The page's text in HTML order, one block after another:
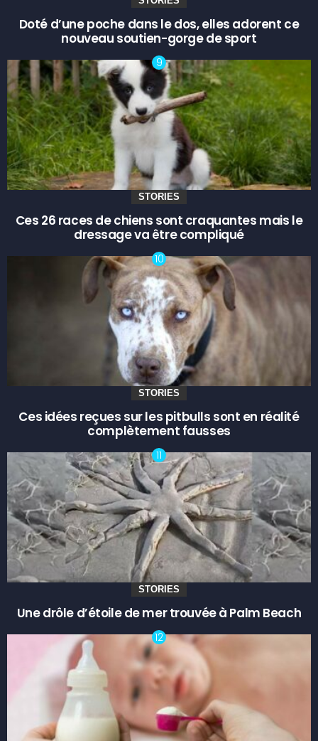
Doté d’une poche dans le dos, elles adorent ce
nouveau soutien-gorge de sport
STORIES
Ces 26 races de chiens sont craquantes mais le
dressage va être compliqué
STORIES
Ces idées reçues sur les pitbulls sont en réalité
complètement fausses
STORIES
Une drôle d’étoile de mer trouvée à Palm Beach